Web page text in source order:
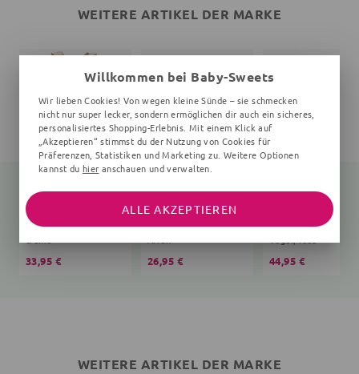
WEITERE ARTIKEL DER MARKE
Schlafsack Bär Teddy
creme
33,95 €
T-Shirt
Affen
26,95 €
Vögel, rosa
44,95 €
WEITERE ARTIKEL DER MARKE
Willkommen bei Baby-Sweets
Wir lieben Cookies! Von wegen kleine Sünde – sie schmecken
nicht nur super lecker, sondern ermöglichen dir auch ein sicheres,
personalisiertes Shopping-Erlebnis. Mit einem Klick auf
„Akzeptieren“ stimmst du der Nutzung von Cookies für
Präferenzen, Statistiken und Marketing zu. Weitere Optionen
kannst du hier anschauen und verwalten.
ALLE AKZEPTIEREN